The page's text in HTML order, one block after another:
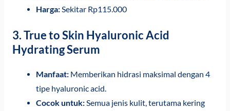
Harga:Sekitar Rp115.000
3.True to Skin Hyaluronic Acid
Hydrating Serum
Manfaat: Memberikan hidrasi maksimal dengan 4
tipe hyaluronic acid.
Cocok untuk:Semua jenis kulit, terutama kering